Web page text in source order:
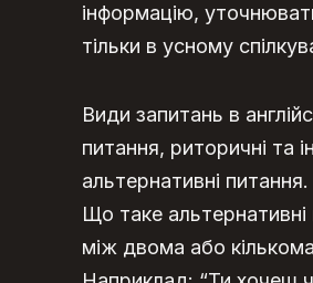
інформацію,
тільки в усному
Види запитань в
питання, риторичні та
альтернативні питання.
Що таке альтернативні
між двома або кількома